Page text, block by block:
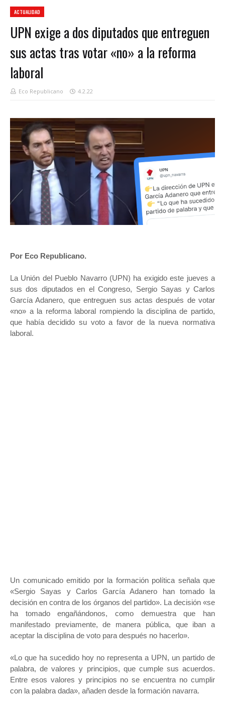
ACTUALIDAD
UPN exige a dos diputados que entreguen
sus actas tras votar «no» a la reforma
laboral
Eco Republicano 4.2.22
Por Eco Republicano.
La Unión del Pueblo Navarro (UPN) ha exigido este jueves a
sus dos diputados en el Congreso, Sergio Sayas y Carlos
García Adanero, que entreguen sus actas después de votar
«no» a la reforma laboral rompiendo la disciplina de partido,
que había decidido su voto a favor de la nueva normativa
laboral.
Un comunicado emitido por la formación política señala que
«Sergio Sayas y Carlos García Adanero han tomado la
decisión en contra de los órganos del partido». La decisión «se
ha tomado engañándonos, como demuestra que han
manifestado previamente, de manera pública, que iban a
aceptar la disciplina de voto para después no hacerlo».
«Lo que ha sucedido hoy no representa a UPN, un partido de
palabra, de valores y principios, que cumple sus acuerdos.
Entre esos valores y principios no se encuentra no cumplir
con la palabra dada», añaden desde la formación navarra.